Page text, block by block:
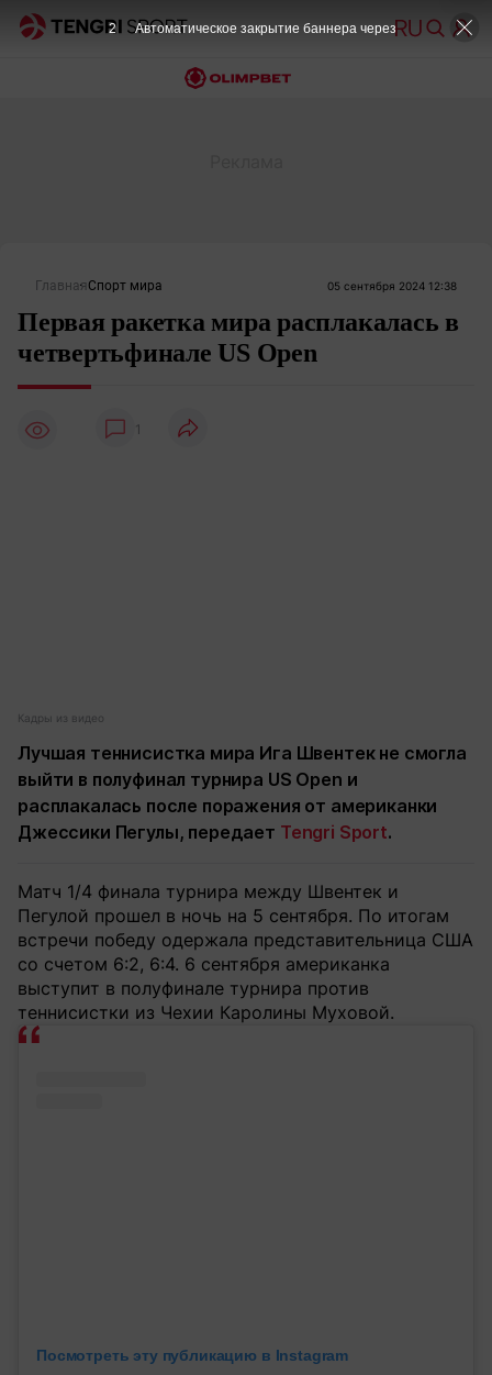
Главная Спорт мира 05 сентября 2024 12:38
Первая ракетка мира расплакалась в
четвертьфинале US Open
1
Кадры из видео
Лучшая теннисистка мира Ига Швентек не смогла
выйти в полуфинал турнира US Open и
расплакалась после поражения от американки
Джессики Пегулы, передает Tengri Sport.
Матч 1/4 финала турнира между Швентек и
Пегулой прошел в ночь на 5 сентября. По итогам
встречи победу одержала представительница США
со счетом 6:2, 6:4. 6 сентября американка
выступит в полуфинале турнира против
теннисистки из Чехии Каролины Муховой.
Посмотреть эту публикацию в Instagram
1 Автоматическое закрытие баннера через